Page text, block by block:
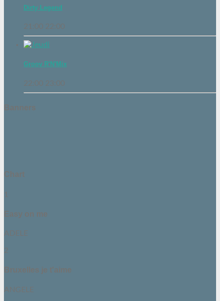
Dirty Legend
21:00 22:00
Groov R'N'Mix
22:00 23:00
Banners
Chart
1
Easy on me
ADELE
2
Bruxelles je t'aime
ANGELE